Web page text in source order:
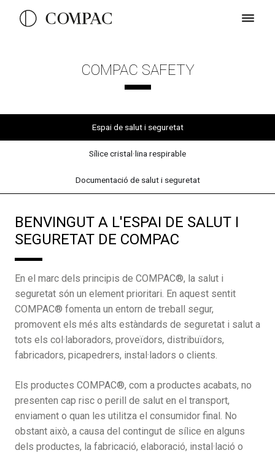
COMPAC SAFETY
Espai de salut i seguretat
Sílice cristal·lina respirable
Documentació de salut i seguretat
BENVINGUT A L'ESPAI DE SALUT I
SEGURETAT DE COMPAC
En el marc dels principis de COMPAC®, la salut i
seguretat són un element prioritari. En aquest sentit
COMPAC® fomenta un entorn de treball segur,
promovent els més alts estàndards de seguretat i salut a
tots els col·laboradors, proveïdors, distribuïdors,
fabricadors, picapedrers, instal·ladors o clients.
Els productes COMPAC®, com a productes acabats, no
presenten cap risc o perill de salut en el transport,
enviament o quan les utilitza el consumidor final. No
obstant això, a causa del contingut de sílice en alguns
dels productes, la fabricació, elaboració, instal·lació o